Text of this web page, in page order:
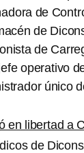
de
de
de
operativo
único
en libertad a
de